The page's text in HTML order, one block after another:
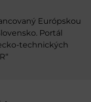
Európskou
Portál
technických